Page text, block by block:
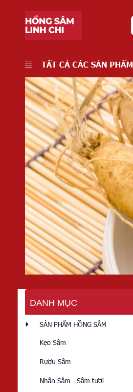
TẤT CẢ CÁC SẢN PHẨM
DANH MỤC
SẢN PHẨM HỒNG SÂM
Kẹo Sâm
Rượu Sâm
Nhân Sâm - Sâm tươi